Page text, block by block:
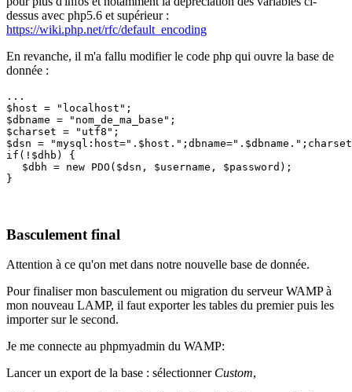
dessus avec php5.6 et supérieur :
https://wiki.php.net/rfc/default_encoding
En revanche, il m'a fallu modifier le code php qui ouvre la base de
donnée :
...
$host = "localhost";
$dbname = "nom_de_ma_base";
$charset = "utf8";
$dsn =
if(!$dhb) {
$dbh = new PDO($dsn, $username, $password);
}
Basculement final
Attention à ce qu'on met dans notre nouvelle base de donnée.
Pour finaliser mon basculement ou migration du serveur WAMP à
mon nouveau LAMP, il faut exporter les tables du premier puis les
importer sur le second.
Je me connecte au phpmyadmin du WAMP:
Lancer un export de la base : sélectionner Custom,